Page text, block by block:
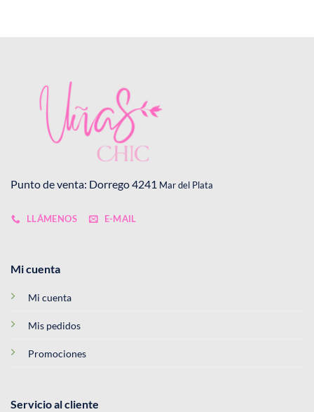
Punto de venta: Dorrego 4241 Mar del Plata
LLÁMENOS E-MAIL
Mi cuenta
Mi cuenta
Mis pedidos
Promociones
Servicio al cliente